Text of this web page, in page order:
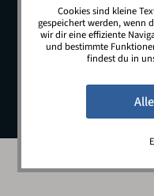
© 2026
Blog Jobs
Preise
Cookies sind kleine
gespeichert werden, wenn
wir dir eine effiziente
und bestimmte
findest du in